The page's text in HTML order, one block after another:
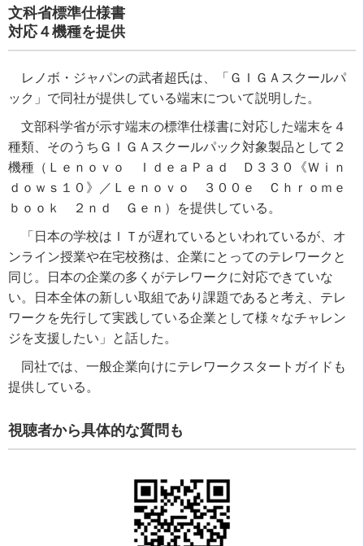
文科省標準仕様書
対応４機種を提供
レノボ・ジャパンの武者超氏は、「ＧＩＧＡスクールパ
ック」で同社が提供している端末について説明した。
文部科学省が示す端末の標準仕様書に対応した端末を４
種類、そのうちＧＩＧＡスクールパック対象製品として２
機種（Ｌｅｎｏｖｏ ＩｄｅａＰａｄ Ｄ３３０《Ｗｉｎ
ｄｏｗｓ１０》／Ｌｅｎｏｖｏ ３００ｅ Ｃｈｒｏｍｅ
ｂｏｏｋ ２ｎｄ Ｇｅｎ）を提供している。
「日本の学校はＩＴが遅れているといわれているが、オ
ンライン授業や在宅校務は、企業にとってのテレワークと
同じ。日本の企業の多くがテレワークに対応できていな
い。日本全体の新しい取組であり課題であると考え、テレ
ワークを先行して実践している企業として様々なチャレン
ジを支援したい」と話した。
同社では、一般企業向けにテレワークスタートガイドも
提供している。
視聴者から具体的な質問も